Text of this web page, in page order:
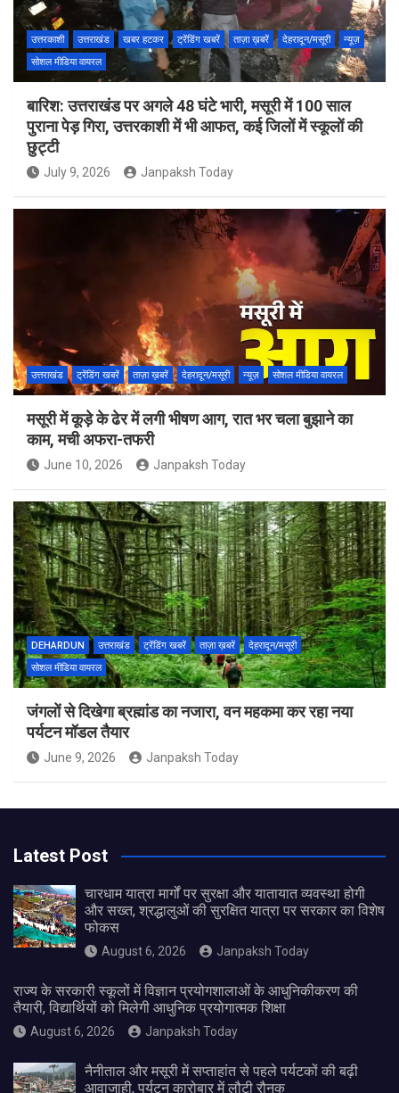
उत्तरकाशी उत्तराखंड खबर हटकर ट्रेंडिंग खबरें ताज़ा ख़बरें देहरादून/मसूरी
न्यूज़
सोशल मीडिया वायरल
बारिश: उत्तराखंड पर अगले 48 घंटे भारी, मसूरी में 100 साल
पुराना पेड़ गिरा, उत्तरकाशी में भी आफत, कई जिलों में स्कूलों की
छुट्टी
July 9, 2026 Janpaksh Today
उत्तराखंड ट्रेंडिंग खबरें ताज़ा ख़बरें देहरादून/मसूरी न्यूज़ सोशल मीडिया वायरल
मसूरी में कूड़े के ढेर में लगी भीषण आग, रात भर चला बुझाने का
काम, मची अफरा-तफरी
June 10, 2026 Janpaksh Today
DEHARDUN उत्तराखंड ट्रेंडिंग खबरें ताज़ा ख़बरें
देहरादून/मसूरी
सोशल मीडिया वायरल
जंगलों से दिखेगा ब्रह्मांड का नजारा, वन महकमा कर रहा नया
पर्यटन मॉडल तैयार
June 9, 2026 Janpaksh Today
Latest Post
चारधाम यात्रा मार्गों पर सुरक्षा और यातायात व्यवस्था होगी
और सख्त, श्रद्धालुओं की सुरक्षित यात्रा पर सरकार का विशेष
फोकस
August 6, 2026 Janpaksh Today
राज्य के सरकारी स्कूलों में विज्ञान प्रयोगशालाओं के आधुनिकीकरण की
तैयारी, विद्यार्थियों को मिलेगी आधुनिक प्रयोगात्मक शिक्षा
August 6, 2026 Janpaksh Today
नैनीताल और मसूरी में सप्ताहांत से पहले पर्यटकों की बढ़ी
आवाजाही, पर्यटन कारोबार में लौटी रौनक